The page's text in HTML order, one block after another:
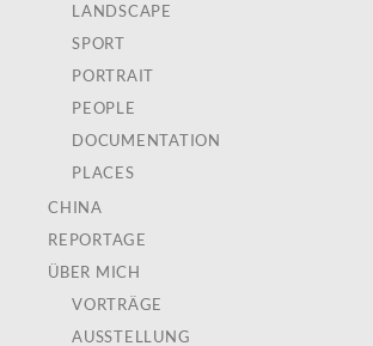
LANDSCAPE
SPORT
PORTRAIT
PEOPLE
DOCUMENTATION
PLACES
CHINA
REPORTAGE
ÜBER MICH
VORTRÄGE
AUSSTELLUNG